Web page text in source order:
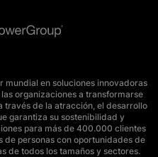
mundial en soluciones innovadoras
organizaciones a transformarse
través de la atracción, el desarrollo
garantiza su sostenibilidad y
para más de 400.000 clientes
de personas con oportunidades de
de todos los tamaños y sectores.